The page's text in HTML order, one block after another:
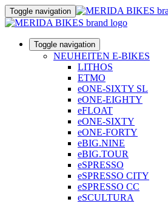
Toggle navigation
Toggle navigation
NEUHEITEN E-BIKES
LITHOS
ETMO
eONE-SIXTY SL
eONE-EIGHTY
eFLOAT
eONE-SIXTY
eONE-FORTY
eBIG.NINE
eBIG.TOUR
eSPRESSO
eSPRESSO CITY
eSPRESSO CC
eSCULTURA